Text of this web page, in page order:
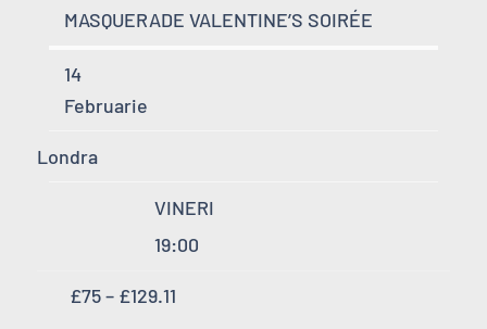
MASQUERADE VALENTINE’S SOIRÉE
14
Februarie
Londra
VINERI
19:00
£75 – £129.11